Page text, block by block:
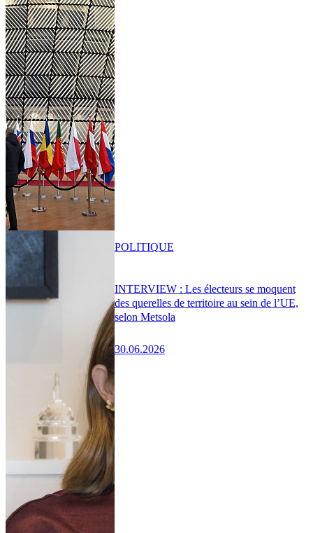
INTERVIEW : Les électeurs se moquent
des querelles de territoire au sein de l’UE,
selon Metsola
30.06.2026
POLITIQUE